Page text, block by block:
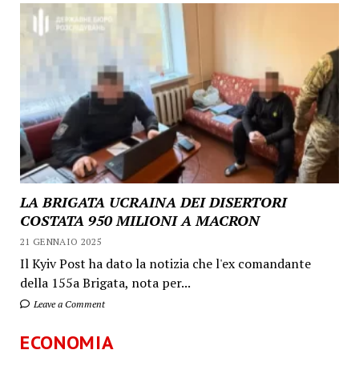
LA BRIGATA UCRAINA DEI DISERTORI
COSTATA 950 MILIONI A MACRON
21 GENNAIO 2025
Il Kyiv Post ha dato la notizia che l'ex comandante
della 155a Brigata, nota per...
Leave a Comment
ECONOMIA